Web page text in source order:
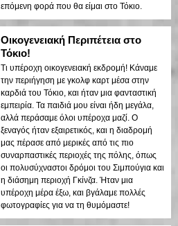
επόμενη φορά που θα είμαι στο Τόκιο.
Οικογενειακή Περιπέτεια στο
Τόκιο!
Τι υπέροχη οικογενειακή εκδρομή! Κάναμε
την περιήγηση με γκολφ καρτ μέσα στην
καρδιά του Τόκιο, και ήταν μια φανταστική
εμπειρία. Τα παιδιά μου είναι ήδη μεγάλα,
αλλά περάσαμε όλοι υπέροχα μαζί. Ο
ξεναγός ήταν εξαιρετικός, και η διαδρομή
μας πέρασε από μερικές από τις πιο
συναρπαστικές περιοχές της πόλης, όπως
οι πολυσύχναστοι δρόμοι του Σιμπούγια και
η διάσημη περιοχή Γκίνζα. Ήταν μια
υπέροχη μέρα έξω, και βγάλαμε πολλές
φωτογραφίες για να τη θυμόμαστε!